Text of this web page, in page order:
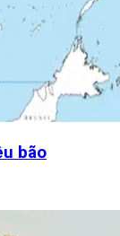
bão